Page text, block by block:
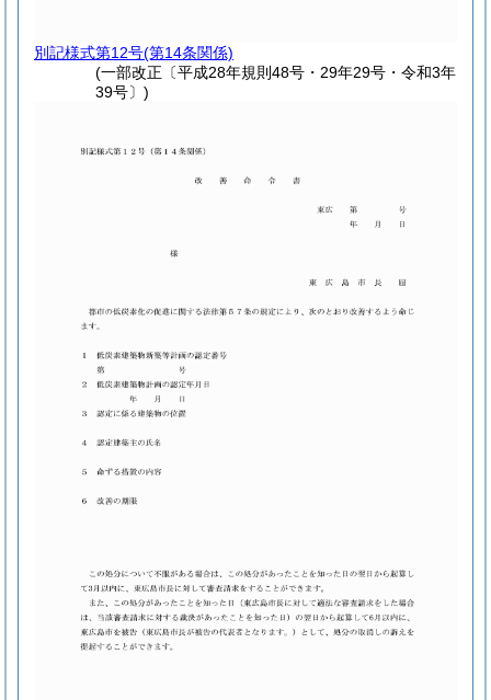
別記様式第12号(第14条関係)
(一部改正〔平成28年規則48号・29年29号・令和3年
39号〕)